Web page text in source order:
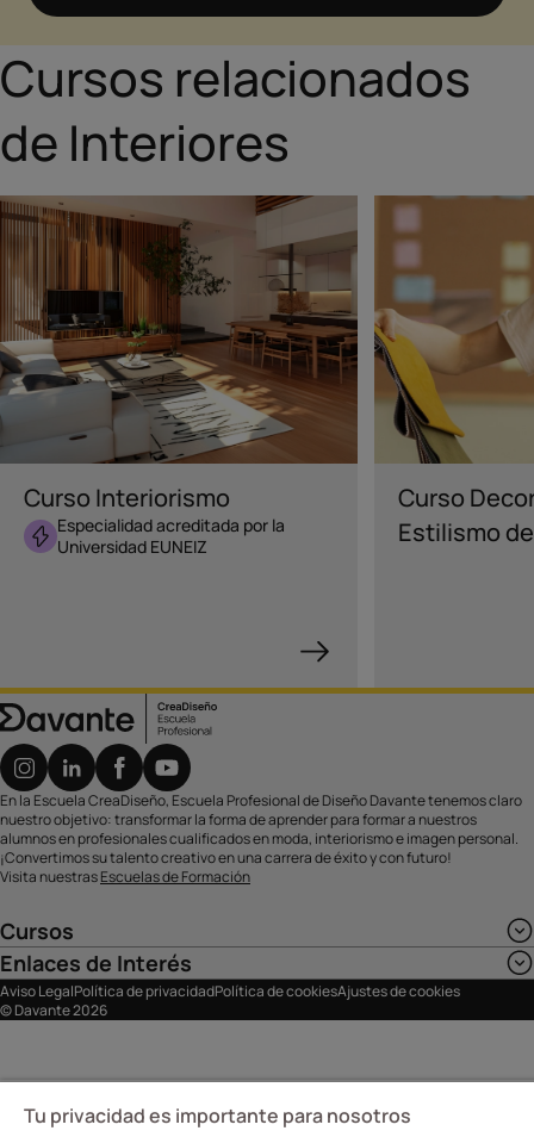
Cursos relacionados
de Interiores
INTERIORES
Curso Interiorismo
Especialidad acreditada por la
Universidad EUNEIZ
INTERIORES
Curso
Estilismo
En la Escuela CreaDiseño, Escuela Profesional de Diseño Davante tenemos claro
nuestro objetivo: transformar la forma de aprender para formar a nuestros
alumnos en profesionales cualificados en moda, interiorismo e imagen personal.
¡Convertimos su talento creativo en una carrera de éxito y con futuro!
Visita nuestrasEscuelas de Formación
Cursos
Enlaces de Interés
Aviso LegalPolítica de privacidadPolítica de cookiesAjustes de cookies
© Davante 2026
Tu privacidad es importante para nosotros